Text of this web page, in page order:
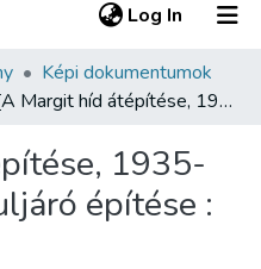
Log In (current)
Képi dokumentumok
[A Margit híd átépítése, 1935-1937] A pesti aluljáró építése : 1935. X. 1.
1935-
építése :